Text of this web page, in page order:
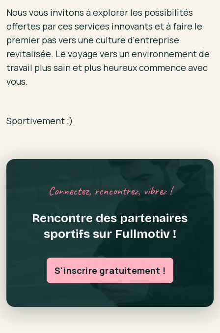
Nous vous invitons à explorer les possibilités
offertes par ces services innovants et à faire le
premier pas vers une culture d'entreprise
revitalisée. Le voyage vers un environnement de
travail plus sain et plus heureux commence avec
vous.
Sportivement ;)
Connectez, rencontrez, vibrez !
Rencontre des partenaires
sportifs sur Fullmotiv !
S'inscrire gratuitement !